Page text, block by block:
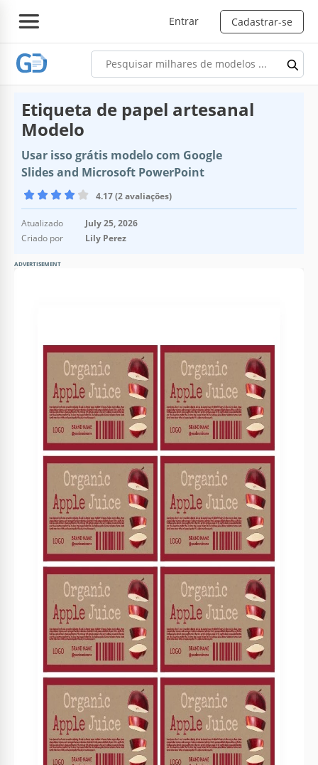
Entrar Cadastrar-se
Etiqueta de papel artesanal
Modelo
Usar isso grátis modelo com Google
Slides and Microsoft PowerPoint
4.17 (2 avaliações)
Atualizado
July 25, 2026
Criado por
Lily Perez
ADVERTISEMENT